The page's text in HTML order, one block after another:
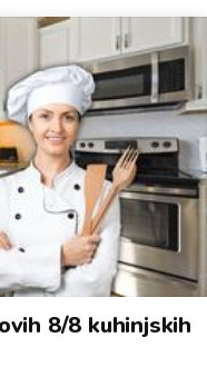
8/8 kuhinjskih